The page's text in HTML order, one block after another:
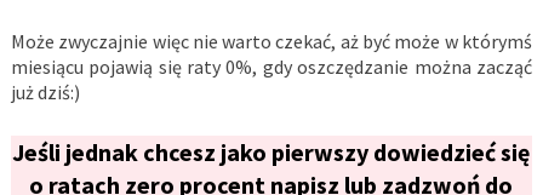
Może zwyczajnie więc nie warto czekać, aż być może w którymś
miesiącu pojawią się raty 0%, gdy oszczędzanie można zacząć
już dziś:)
Jeśli jednak chcesz jako pierwszy dowiedzieć się
o ratach zero procent napisz lub zadzwoń do